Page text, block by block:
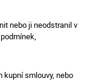
nebo ji neodstranil v
kupní smlouvy, nebo